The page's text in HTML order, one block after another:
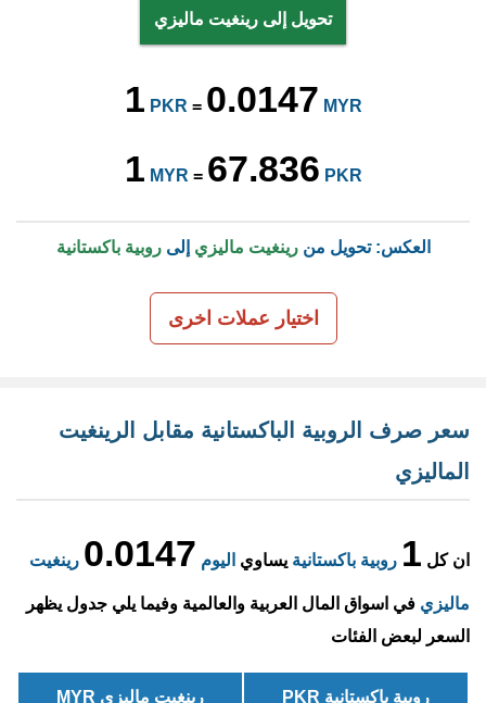
تحويل إلى رينغيت ماليزي
1 PKR = 0.0147 MYR
1 MYR = 67.836 PKR
العكس: تحويل منرينغيت ماليزي إلىروبية باكستانية
اختيار عملات اخرى
سعر صرف الروبية الباكستانية مقابل الرينغيت
الماليزي
ان كل 1 روبية باكستانية يساوي اليوم 0.0147 رينغيت
ماليزي في اسواق المال العربية والعالمية وفيما يلي جدول يظهر
السعر لبعض الفئات
روبية باكستانية PKR رينغيت ماليزي MYR